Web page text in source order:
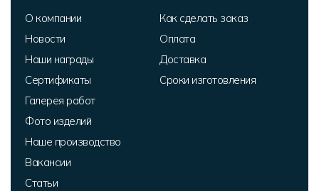
О компании
Новости
Наши награды
Сертификаты
Галерея работ
Фото изделий
Наше производство
Вакансии
Статьи
Как сделать заказ
Оплата
Доставка
Сроки изготовления